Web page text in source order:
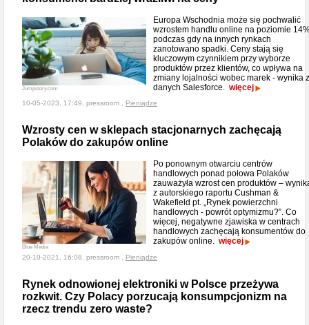
Jumpstory.com
Europa Wschodnia może się pochwalić
wzrostem handlu online na poziomie
podczas gdy na innych rynkach
zanotowano spadki. Ceny stają się
kluczowym czynnikiem przy wyborze
produktów przez klientów, co wpływa na
zmiany lojalności wobec marek - wynika z
danych Salesforce. więcej
10-05-2023, 17:49, pressroom , Pieniądze
Wzrosty cen w sklepach stacjonarnych zachęcają
Polaków do zakupów online
Blue Media
Po ponownym otwarciu centrów
handlowych ponad połowa Polaków
zauważyła wzrost cen produktów –
z autorskiego raportu Cushman &
Wakefield pt. „Rynek powierzchni
handlowych - powrót optymizmu?”. Co
więcej, negatywne zjawiska w centrach
handlowych zachęcają konsumentów do
zakupów online. więcej
20-10-2021, 16:08, pressroom , Pieniądze
Rynek odnowionej elektroniki w Polsce przeżywa
rozkwit. Czy Polacy porzucają konsumpcjonizm na
rzecz trendu zero waste?